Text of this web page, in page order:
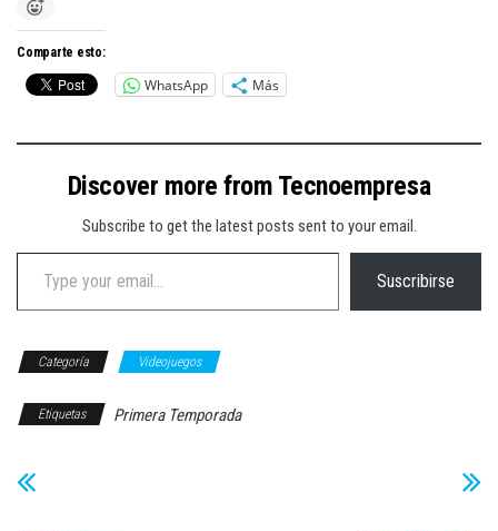
Comparte esto:
WhatsApp Más
Discover more from Tecnoempresa
Subscribe to get the latest posts sent to your email.
Type your email…
Suscribirse
Categoría Videojuegos
Etiquetas Primera Temporada